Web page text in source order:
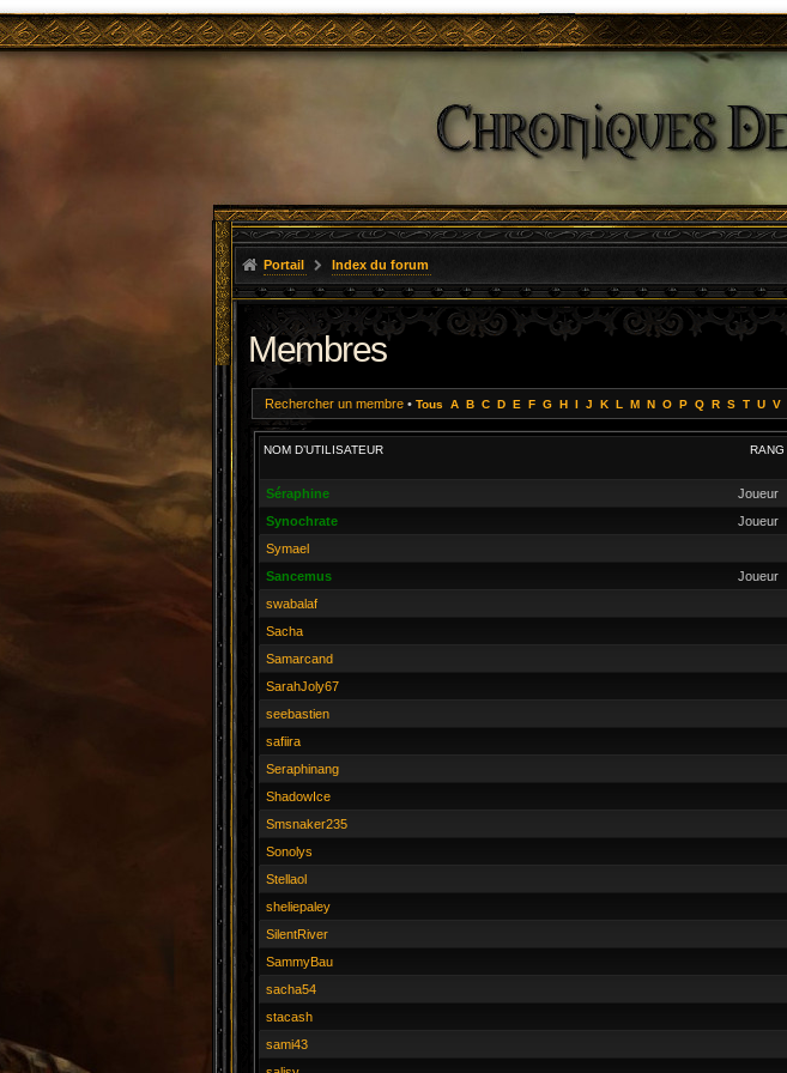
Portail Index du forum
Membres
Rechercher un membre • Tous A B C D E F G H I J K L M N O P Q R S T U V
RANG
NOM D’UTILISATEUR
Joueur
Séraphine
Joueur
Synochrate
Symael
Joueur
Sancemus
swabalaf
Sacha
Samarcand
SarahJoly67
seebastien
safiira
Seraphinang
ShadowIce
Smsnaker235
Sonolys
Stellaol
sheliepaley
SilentRiver
SammyBau
sacha54
stacash
sami43